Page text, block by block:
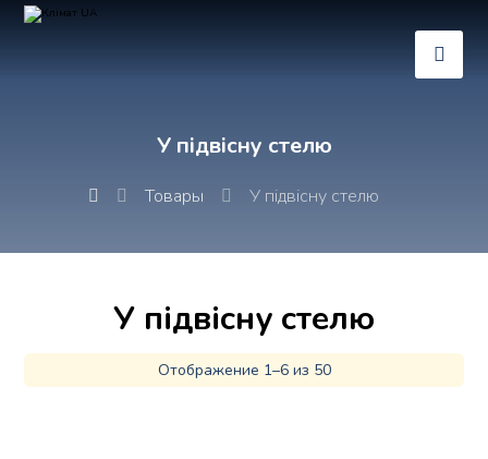
У підвісну стелю
Товары У підвісну стелю
У підвісну стелю
Отображение 1–6 из 50